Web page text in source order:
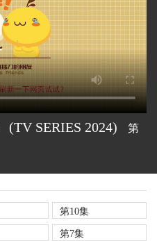
(TV SERIES 2024)
第
第10集
第7集